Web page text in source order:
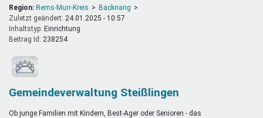
Region: Rems-Murr-Kreis
Backnang
Zuletzt geändert: 24.01.2025 - 10:57
Inhaltstyp:
einrichtung
Beitrag Id: 238254
Gemeindeverwaltung Steißlingen
Ob junge Familien mit Kindern, Best-Ager oder Senioren - das